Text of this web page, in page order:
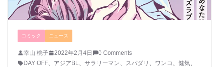
コミック ニュース
幸山 桃子 2022年2月4日
0 Comments
DAY OFF
アジアBL サラリーマン スパダリ ワンコ 健気